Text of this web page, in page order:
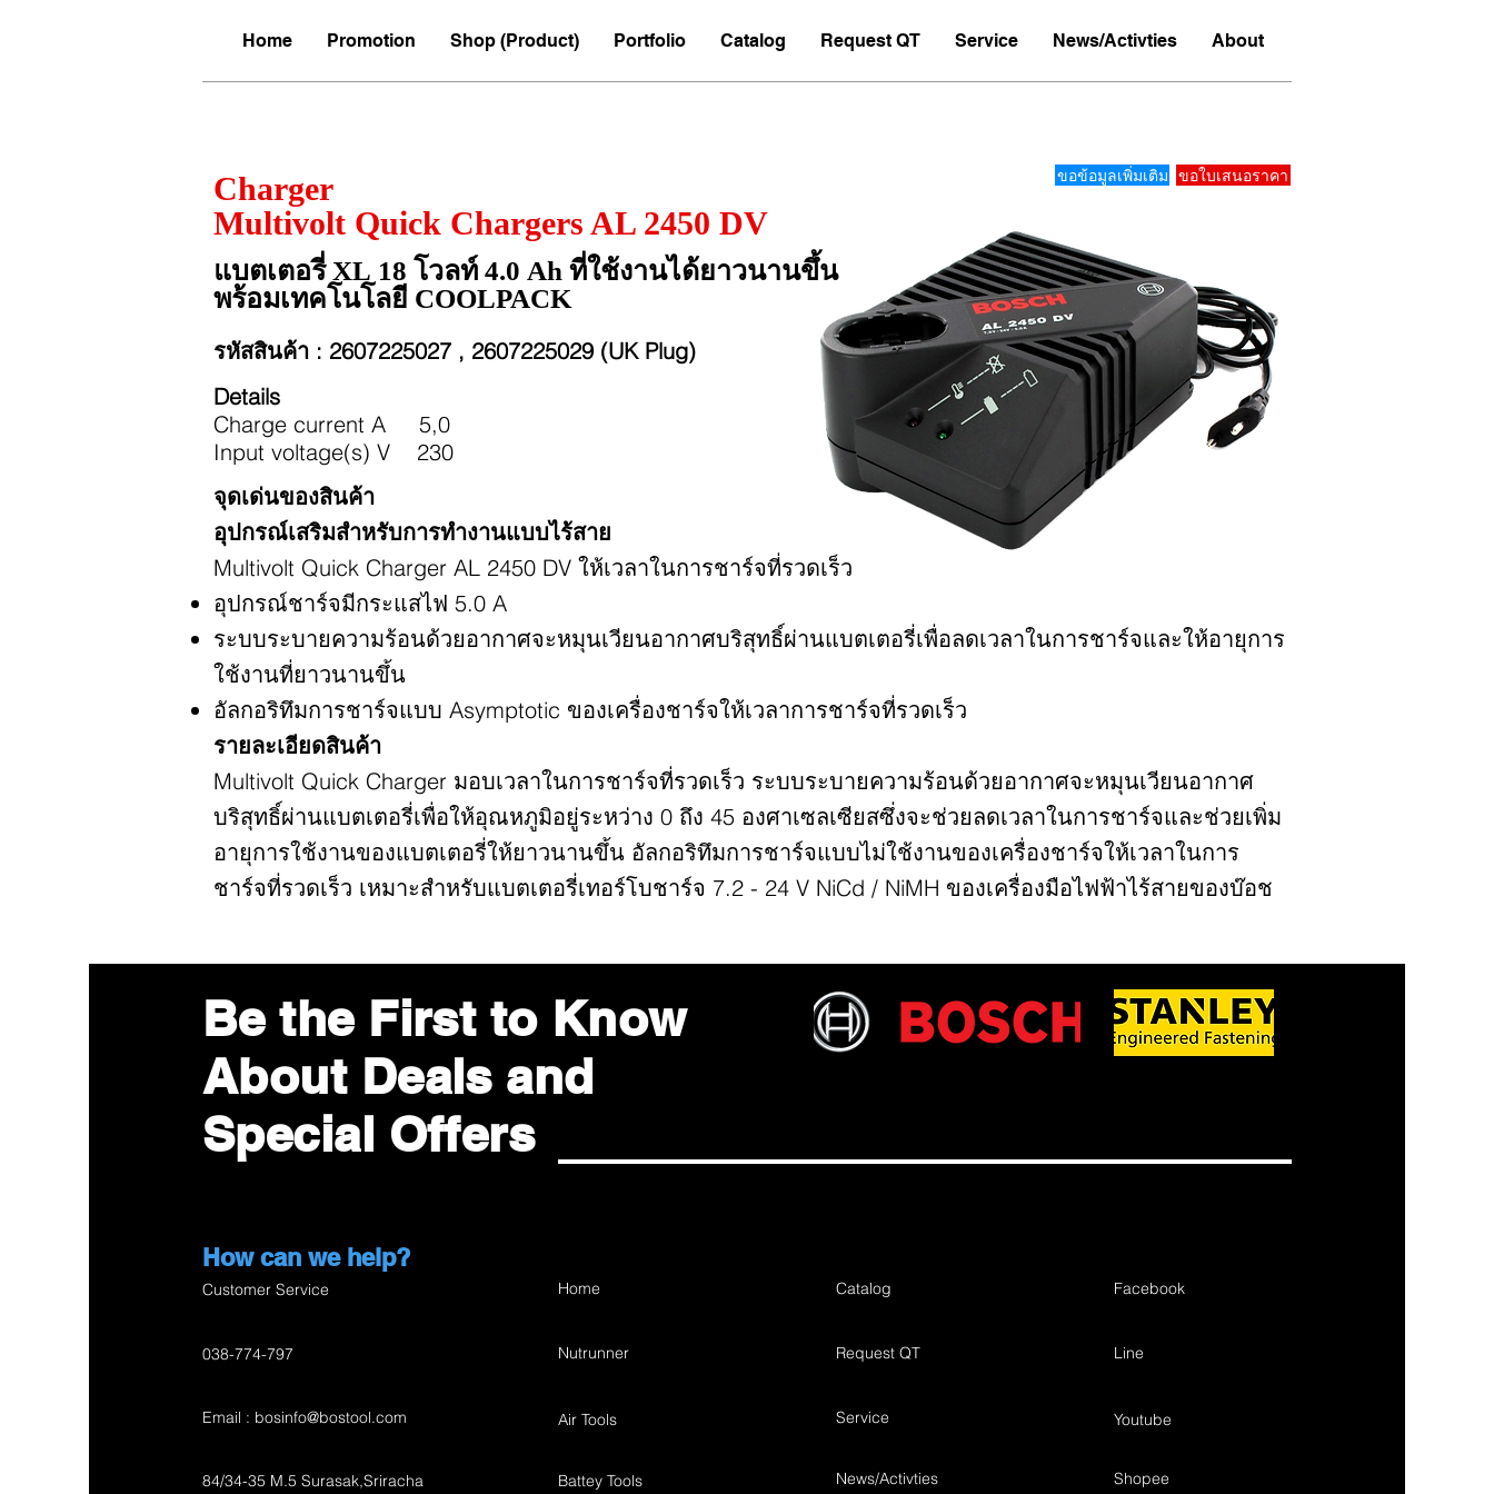
Home Promotion Shop (Product) Portfolio Catalog Request QT Service News/Activties About
แบตเตอรี่ XL 18 โวลท์ 4.0 Ah ที่ใช้งานได้ยาวนานขึ้น
พร้อมเทคโนโลยี COOLPACK
Details
Charge current A 5,0
Input voltage(s) V 230
จุดเด่นของสินค้า
อุปกรณ์เสริมสำหรับการทำงานแบบไร้สาย
Multivolt Quick Charger AL 2450 DV ให้เวลาในการชาร์จที่รวดเร็ว
อุปกรณ์ชาร์จมีกระแสไฟ 5.0 A
ระบบระบายความร้อนด้วยอากาศจะหมุนเวียนอากาศบริสุทธิ์ผ่านแบตเตอรี่เพื่อลดเวลาในการชาร์จและให้อายุการ
ใช้งานที่ยาวนานขึ้น
อัลกอริทึมการชาร์จแบบ Asymptotic ของเครื่องชาร์จให้เวลาการชาร์จที่รวดเร็ว​
รายละเอียดสินค้า
Multivolt Quick Charger มอบเวลาในการชาร์จที่รวดเร็ว ระบบระบายความร้อนด้วยอากาศจะหมุนเวียนอากาศ
บริสุทธิ์ผ่านแบตเตอรี่เพื่อให้อุณหภูมิอยู่ระหว่าง 0 ถึง 45 องศาเซลเซียสซึ่งจะช่วยลดเวลาในการชาร์จและช่วยเพิ่ม
อายุการใช้งานของแบตเตอรี่ให้ยาวนานขึ้น อัลกอริทึมการชาร์จแบบไม่ใช้งานของเครื่องชาร์จให้เวลาในการ
ชาร์จที่รวดเร็ว เหมาะสำหรับแบตเตอรี่เทอร์โบชาร์จ 7.2 - 24 V NiCd / NiMH ของเครื่องมือไฟฟ้าไร้สายของบ๊อช
รหัสสินค้า : 2607225027 , 2607225029 (UK Plug)
Charger
Multivolt Quick Chargers AL 2450 DV
ขอข้อมูลเพิ่มเติม ขอใบเสนอราคา
©2019 by Best Optimum Service Co,Ltd. created with Dararatt Saisan
Be the First to Know
About Deals and
Special Offers
How can we help?
Customer Service
038-774-797
Email : bosinfo@bostool.com
84/34-35 M.5 Surasak,Sriracha
Home
Nutrunner
Air Tools
Battey Tools
Catalog
Request QT
Service
News/Activties
Facebook
Line
Youtube
Shopee